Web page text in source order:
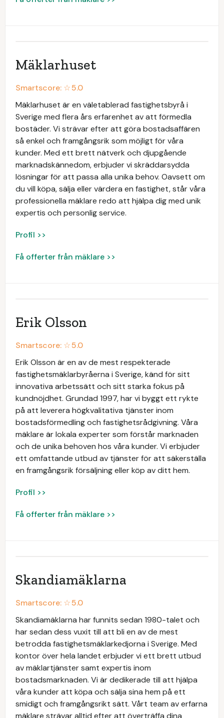
Mäklarhuset
Smartscore: ☆5.0
Mäklarhuset är en väletablerad fastighetsbyrå i
Sverige med flera års erfarenhet av att förmedla
bostäder. Vi strävar efter att göra bostadsaffären
så enkel och framgångsrik som möjligt för våra
kunder. Med ett brett nätverk och djupgående
marknadskännedom, erbjuder vi skräddarsydda
lösningar för att passa alla unika behov. Oavsett om
du vill köpa, sälja eller värdera en fastighet, står våra
professionella mäklare redo att hjälpa dig med unik
expertis och personlig service.
Profil >>
Få offerter från mäklare >>
Erik Olsson
Smartscore: ☆5.0
Erik Olsson är en av de mest respekterade
fastighetsmäklarbyråerna i Sverige, känd för sitt
innovativa arbetssätt och sitt starka fokus på
kundnöjdhet. Grundad 1997, har vi byggt ett rykte
på att leverera högkvalitativa tjänster inom
bostadsförmedling och fastighetsrådgivning. Våra
mäklare är lokala experter som förstår marknaden
och de unika behoven hos våra kunder. Vi erbjuder
ett omfattande utbud av tjänster för att säkerställa
en framgångsrik försäljning eller köp av ditt hem.
Profil >>
Få offerter från mäklare >>
Skandiamäklarna
Smartscore: ☆5.0
Skandiamäklarna har funnits sedan 1980-talet och
har sedan dess vuxit till att bli en av de mest
betrodda fastighetsmäklarkedjorna i Sverige. Med
kontor över hela landet erbjuder vi ett brett utbud
av mäklartjänster samt expertis inom
bostadsmarknaden. Vi är dedikerade till att hjälpa
våra kunder att köpa och sälja sina hem på ett
smidigt och framgångsrikt sätt. Vårt team av erfarna
mäklare strävar alltid efter att överträffa dina